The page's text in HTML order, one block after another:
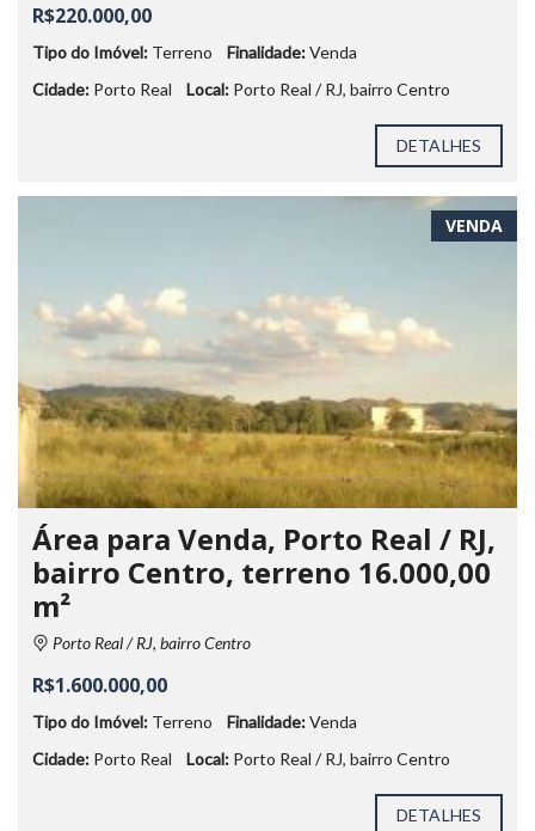
R$220.000,00
Tipo do Imóvel: Terreno Finalidade:Venda
Cidade: Porto Real Local: Porto Real / RJ, bairro Centro
DETALHES
VENDA
Área para Venda, Porto Real / RJ,
bairro Centro, terreno 16.000,00
m²
Porto Real / RJ, bairro Centro
R$1.600.000,00
Tipo do Imóvel: Terreno Finalidade:Venda
Cidade: Porto Real Local: Porto Real / RJ, bairro Centro
DETALHES